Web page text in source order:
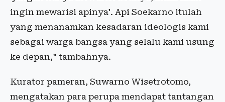
ingin mewarisi apinya'. Api Soekarno itulah
yang menanamkan kesadaran ideologis kami
sebagai warga bangsa yang selalu kami usung
ke depan," tambahnya.
Kurator pameran, Suwarno Wisetrotomo,
mengatakan para perupa mendapat tantangan